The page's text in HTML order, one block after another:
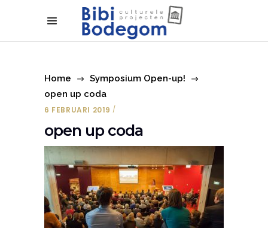
Home
Symposium Open-up!
open up coda
6 FEBRUARI 2019
open up coda